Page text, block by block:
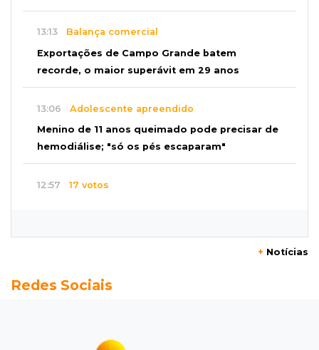
13:13 Balança comercial
Exportações de Campo Grande batem
recorde, o maior superávit em 29 anos
13:06 Adolescente apreendido
Menino de 11 anos queimado pode precisar de
hemodiálise; "só os pés escaparam"
12:57 17 votos
Semana cultural reúne grandes nomes da
Artigos
+ Notícias
Redes Sociais